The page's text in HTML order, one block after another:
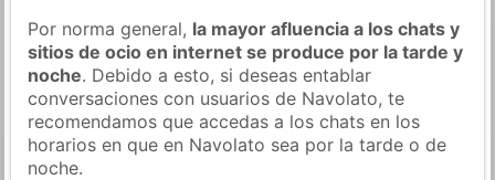
Por norma general, la mayor afluencia a los chats y
sitios de ocio en internet se produce por la tarde y
noche. Debido a esto, si deseas entablar
conversaciones con usuarios de Navolato, te
recomendamos que accedas a los chats en los
horarios en que en Navolato sea por la tarde o de
noche.